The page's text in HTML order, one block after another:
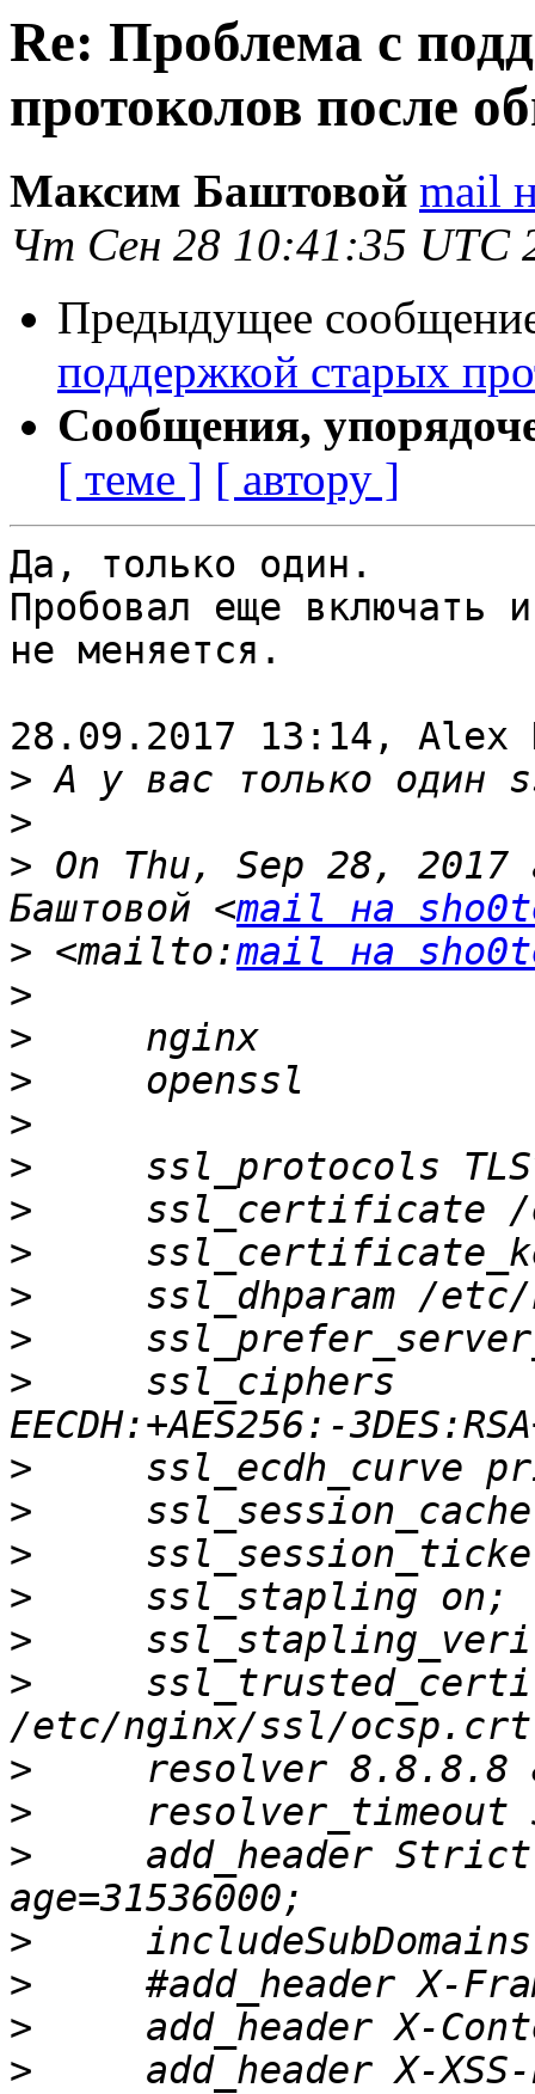
Re: Проблема с
протоколов после
Максим Баштовой mail
Чт Сен 28 10:41:35 UTC
Предыдущее
поддержкой старых
Сообщения,
[ теме ] [ автору ]
Да, только один.
Пробовал еще
не меняется.
28.09.2017 13:14, Alex
>
>
> On Thu, Sep 28, 2017
Баштовой <mail на
> <mailto:mail на
>
>
>
>
>
>
>
>
>
>
     ssl_ciphers
>
>
>
>
>
>
>
>
>
add_header
>
>
>
>
add_header X-